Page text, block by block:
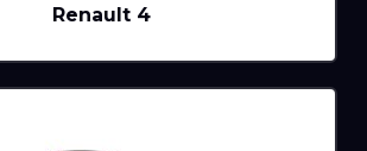
Renault 4